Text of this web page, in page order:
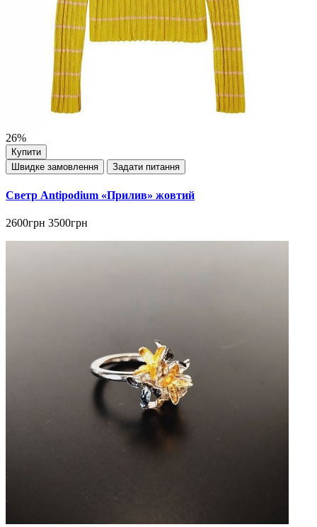
26%
Купити
Швидке замовлення
Задати питання
Светр Antipodium «Прилив» жовтий
2600грн 3500грн